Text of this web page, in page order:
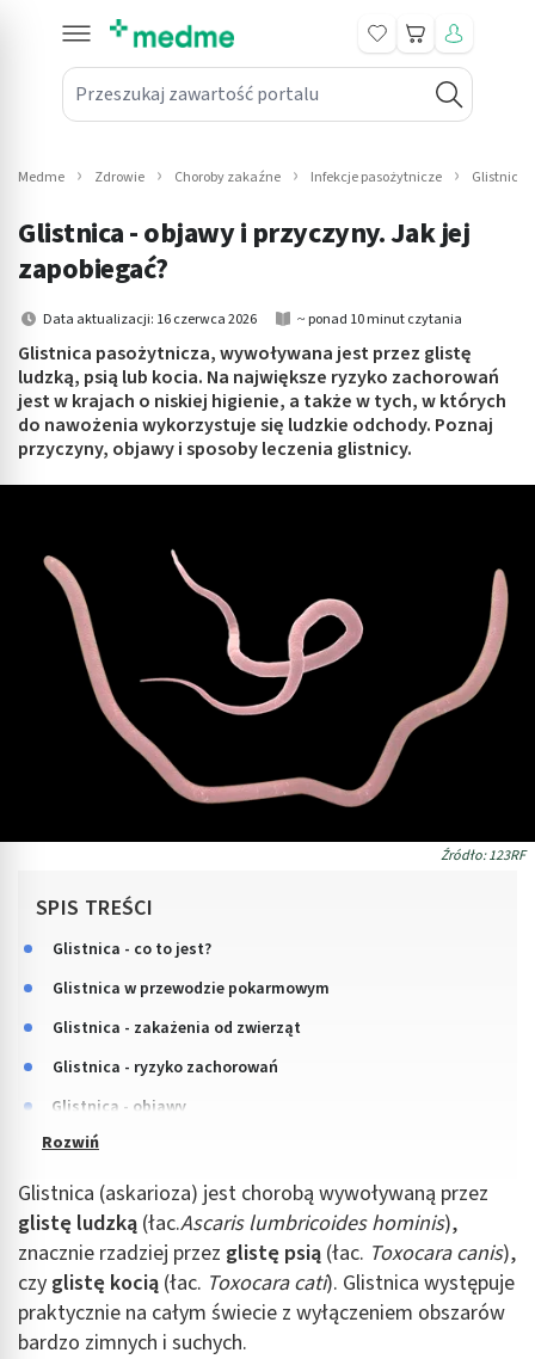
Przeszukaj zawartość portalu
Koszyk
submenu: Leki na receptę
submenu: Mama i dziecko
submenu: Kosmetyki
submenu: Higiena
submenu: Sprzęt medyczny
Medme Zdrowie Choroby zakaźne Infekcje pasożytnicze Glistnica
Glistnica - objawy i przyczyny. Jak jej
zapobiegać?
Data aktualizacji: 16 czerwca 2026 ~ ponad 10 minut czytania
Glistnica pasożytnicza, wywoływana jest przez glistę
ludzką, psią lub kocia. Na największe ryzyko zachorowań
jest w krajach o niskiej higienie, a także w tych, w których
do nawożenia wykorzystuje się ludzkie odchody. Poznaj
przyczyny, objawy i sposoby leczenia glistnicy.
Źródło: 123RF
SPIS TREŚCI
Glistnica - co to jest?
Glistnica w przewodzie pokarmowym
Glistnica - zakażenia od zwierząt
Glistnica - ryzyko zachorowań
Glistnica - objawy
Glistnica (askarioza) jest chorobą wywoływaną przez
glistę ludzką (łac.Ascaris lumbricoides hominis),
znacznie rzadziej przez glistę psią (łac. Toxocara canis),
czy glistę kocią (łac. Toxocara cati). Glistnica występuje
praktycznie na całym świecie z wyłączeniem obszarów
bardzo zimnych i suchych.